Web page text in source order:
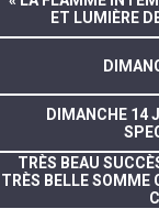
ET LUMIÈRE
DIMANCHE 14
TRÈS BEAU
TRÈS BELLE SOMME